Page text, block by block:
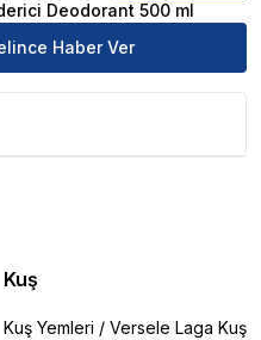
Deodorant 500 ml
Haber Ver
Kuş
Kuş Yemleri / Versele Laga Kuş